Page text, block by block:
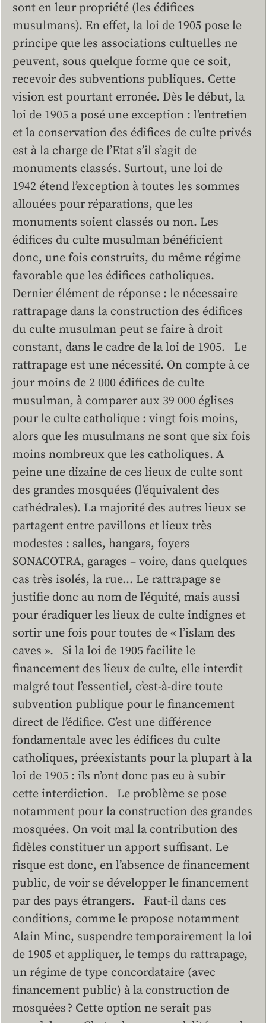
sont en leur propriété (les édifices
musulmans). En effet, la loi de 1905 pose le
principe que les associations cultuelles ne
peuvent, sous quelque forme que ce soit,
recevoir des subventions publiques. Cette
vision est pourtant erronée. Dès le début, la
loi de 1905 a posé une exception : l’entretien
et la conservation des édifices de culte privés
est à la charge de l’Etat s’il s’agit de
monuments classés. Surtout, une loi de
1942 étend l’exception à toutes les sommes
allouées pour réparations, que les
monuments soient classés ou non. Les
édifices du culte musulman bénéficient
donc, une fois construits, du même régime
favorable que les édifices catholiques.
Dernier élément de réponse : le nécessaire
rattrapage dans la construction des édifices
du culte musulman peut se faire à droit
constant, dans le cadre de la loi de 1905. Le
rattrapage est une nécessité. On compte à ce
jour moins de 2 000 édifices de culte
musulman, à comparer aux 39 000 églises
pour le culte catholique : vingt fois moins,
alors que les musulmans ne sont que six fois
moins nombreux que les catholiques. A
peine une dizaine de ces lieux de culte sont
des grandes mosquées (l’équivalent des
cathédrales). La majorité des autres lieux se
partagent entre pavillons et lieux très
modestes : salles, hangars, foyers
SONACOTRA, garages – voire, dans quelques
cas très isolés, la rue… Le rattrapage se
justifie donc au nom de l’équité, mais aussi
pour éradiquer les lieux de culte indignes et
sortir une fois pour toutes de « l’islam des
caves ». Si la loi de 1905 facilite le
financement des lieux de culte, elle interdit
malgré tout l’essentiel, c’est-à-dire toute
subvention publique pour le financement
direct de l’édifice. C’est une différence
fondamentale avec les édifices du culte
catholiques, préexistants pour la plupart à la
loi de 1905 : ils n’ont donc pas eu à subir
cette interdiction. Le problème se pose
notamment pour la construction des grandes
mosquées. On voit mal la contribution des
fidèles constituer un apport suffisant. Le
risque est donc, en l’absence de financement
public, de voir se développer le financement
par des pays étrangers. Faut-il dans ces
conditions, comme le propose notamment
Alain Minc, suspendre temporairement la loi
de 1905 et appliquer, le temps du rattrapage,
un régime de type concordataire (avec
financement public) à la construction de
mosquées ? Cette option ne serait pas